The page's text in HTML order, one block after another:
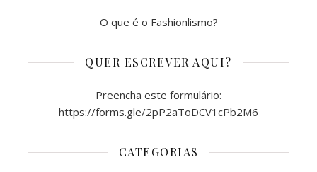
O que é o Fashionlismo?
QUER ESCREVER AQUI?
Preencha este formulário:
https://forms.gle/2pP2aToDCV1cPb2M6
CATEGORIAS